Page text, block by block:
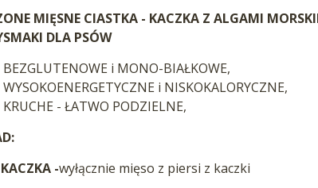
MIĘSNE CIASTKA - KACZKA Z ALGAMI
DLA PSÓW
BEZGLUTENOWE i MONO-BIAŁKOWE,
WYSOKOENERGETYCZNE i NISKOKALORYCZNE,
KRUCHE - ŁATWO PODZIELNE,
-wyłącznie mięso z piersi z kaczki